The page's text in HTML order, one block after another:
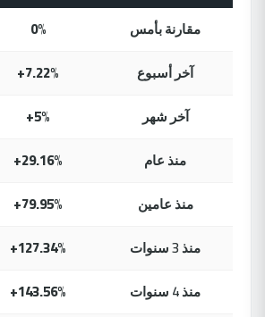
مقارنة بأمس
0%
آخر أسبوع
+7.22%
آخر شهر
+5%
منذ عام
+29.16%
منذ عامين
+79.95%
منذ 3 سنوات
+127.34%
منذ 4 سنوات
+143.56%